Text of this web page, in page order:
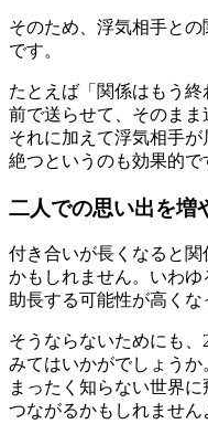
そのため、浮気相手と
です。
たとえば「関係はもう
前で送らせて、そのまま
それに加えて浮気相手
絶つというのも効果的で
二人での思い出を増
付き合いが長くなると
かもしれません。いわ
助長する可能性が高くな
そうならないためにも
みてはいかがでしょうか
まったく知らない世界
つながるかもしれません